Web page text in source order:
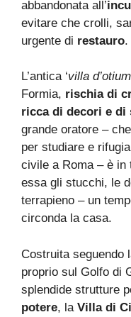
abbandonata all’
evitare che crolli,
urgente di restauro.
L’antica ‘villa d’otium
Formia, rischia di
ricca di decori e di
grande oratore –
per studiare e
civile a Roma – è in
essa gli stucchi, le
terrapieno – un
circonda la casa.
Costruita seguendo
proprio sul Golfo di
splendide strutture
potere, la Villa di